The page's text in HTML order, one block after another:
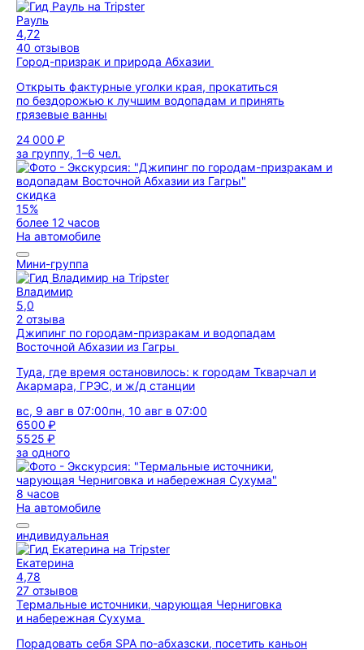
Рауль
4,72
40 отзывов
Город-призрак и природа Абхазии
Открыть фактурные уголки края, прокатиться
по бездорожью к лучшим водопадам и принять
грязевые ванны
24 000 ₽
за группу, 1–6 чел.
скидка
15%
более 12 часов
На автомобиле
Мини-группа
Владимир
5,0
2 отзыва
Джипинг по городам-призракам и водопадам
Восточной Абхазии из Гагры
Туда, где время остановилось: к городам Ткварчал и
Акармара, ГРЭС, и ж/д станции
вс, 9 авг в 07:00пн, 10 авг в 07:00
6500 ₽
5525 ₽
за одного
8 часов
На автомобиле
индивидуальная
Екатерина
4,78
27 отзывов
Термальные источники, чарующая Черниговка
и набережная Сухума
Порадовать себя SPA по-абхазски, посетить каньон